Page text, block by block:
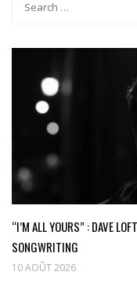
“I’M ALL YOURS” : DAVE
SONGWRITING
10 AOÛT 2026